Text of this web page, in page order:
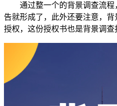
通过整一个的背景调查流
告就形成了，此外还要注意，
授权，这份授权书也是背景调查